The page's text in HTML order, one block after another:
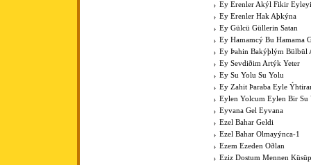
Ey Erenler Akýl Fikir
Ey Erenler Hak Aþkýna
Ey Gülcü Güllerin Satan
Ey Hamamcý Bu Hamama
Ey Þahin Bakýþlým Bülbül
Ey Sevdiðim Artýk Yeter
Ey Su Yolu Su Yolu
Ey Zahit Þaraba Eyle
Eylen Yolcum Eylen Bir Su
Eyvana Gel Eyvana
Ezel Bahar Geldi
Ezel Bahar Olmayýnca-1
Ezem Ezeden Oðlan
Eziz Dostum Mennen